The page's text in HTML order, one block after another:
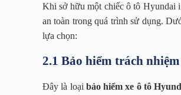
Khi sở hữu một chiếc ô tô Hyundai
an toàn trong quá trình sử dụng.
lựa chọn:
2.1 Bảo hiểm trách
Đây là loại bảo hiểm xe ô tô